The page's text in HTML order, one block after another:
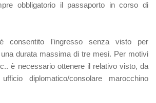
obbligatorio il passaporto in corso di
consentito l'ingresso senza visto per
durata massima di tre mesi. Per motivi
è necessario ottenere il relativo visto, da
diplomatico/consolare marocchino